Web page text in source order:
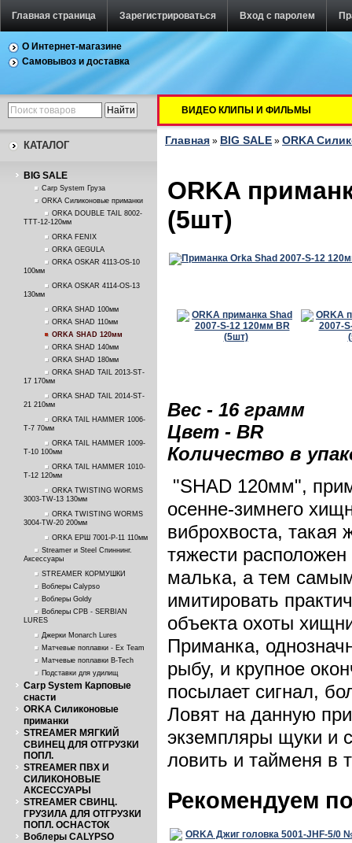
Главная страница Зарегистрироваться Вход с паролем
О Интернет-магазине
Самовывоз и доставка
КАТАЛОГ
BIG SALE
Carp System Груза
ORKA Силиконовые приманки
ORKA DOUBLE TAIL 8002-
TTT-12-120мм
ORKA FENIX
ORKA GEGULA
ORKA OSKAR 4113-OS-10
100мм
ORKA OSKAR 4114-OS-13
130мм
ORKA SHAD 100мм
ORKA SHAD 110мм
ORKA SHAD 120мм
ORKA SHAD 140мм
ORKA SHAD 180мм
ORKA SHAD TAIL 2013-ST-
17 170мм
ORKA SHAD TAIL 2014-ST-
21 210мм
ORKA TAIL HAMMER 1006-
T-7 70мм
ORKA TAIL HAMMER 1009-
T-10 100мм
ORKA TAIL HAMMER 1010-
T-12 120мм
ORKA TWISTING WORMS
3003-TW-13 130мм
ORKA TWISTING WORMS
3004-TW-20 200мм
ORKA ЕРШ 7001-P-11 110мм
Streamer и Steel Спиннинг.
Аксессуары
STREAMER КОРМУШКИ
Воблеры Calypso
Воблеры Goldy
Воблеры СРВ - SERBIAN
LURES
Джерки Monarch Lures
Матчевые поплавки - Ex Team
Матчевые поплавки B-Tech
Подставки для удилищ
Carp System Карповые
снасти
ORKA Силиконовые
приманки
STREAMER МЯГКИЙ
СВИНЕЦ ДЛЯ ОТГРУЗКИ
ПОПЛ.
STREAMER ПВХ И
СИЛИКОНОВЫЕ
АКСЕССУАРЫ
STREAMER СВИНЦ.
ГРУЗИЛА ДЛЯ ОТГРУЗКИ
ПОПЛ. ОСНАСТОК
Воблеры CALYPSO
ВИДЕО КЛИПЫ И ФИЛЬМЫ
Главная » BIG SALE » ORKA
ORKA
(5шт)
Вес - 16 грамм
Цвет - BR
Количество в
"SHAD 120мм",
осенне-зимнего
виброхвоста, такая
тяжести
малька, а тем
имитировать
объекта охоты
Приманка,
рыбу, и крупное
посылает сигнал,
Ловят на данную
экземпляры щуки и
ловить и тайменя в
Рекомендуем
ORKA Джиг головка 5001-JHF-5/0